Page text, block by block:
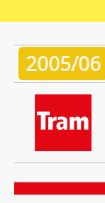
2005/06